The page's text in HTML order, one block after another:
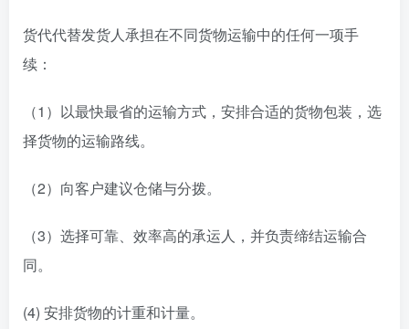
货代代替发货人承担在不同货物运输中的任何一项手
续：
（1）以最快最省的运输方式，安排合适的货物包装，选
择货物的运输路线。
（2）向客户建议仓储与分拨。
（3）选择可靠、效率高的承运人，并负责缔结运输合
同。
(4) 安排货物的计重和计量。